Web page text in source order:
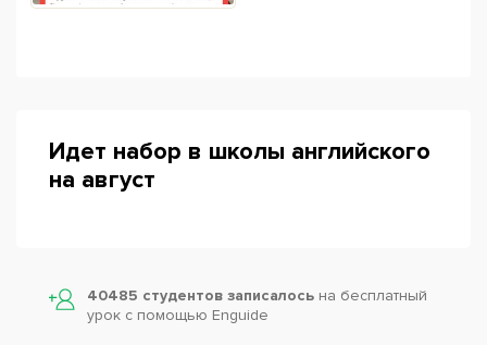
Идет набор в школы английского
на август
40485 студентов записалось на бесплатный
урок с помощью Enguide